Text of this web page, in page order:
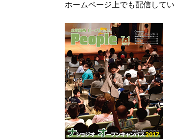
ホームページ上でも配信して